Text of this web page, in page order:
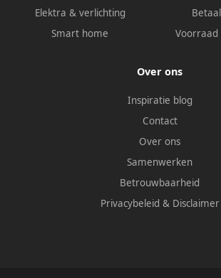
Elektra & verlichting
Smart home
Voorraad
Over ons
Inspiratie blog
Contact
Over ons
Samenwerken
Betrouwbaarheid
Privacybeleid & Disclaimer